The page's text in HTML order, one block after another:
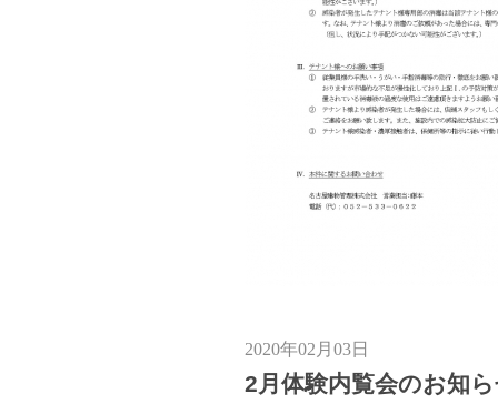
2020年02月03日
2月体験内覧会のお知